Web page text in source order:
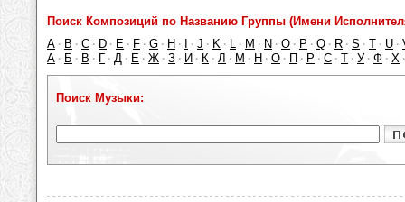
Поиск Композиций по Названию Группы (Имени
A · B · C · D · E · F · G · H · · J · K · L · M · N · O · P · Q · R · S · T · U ·
А · Б · В · Г · Д · Е · Ж · З · И · К · Л · М · Н · О · П · Р · С · Т · У · Ф · Х
Поиск Музыки: